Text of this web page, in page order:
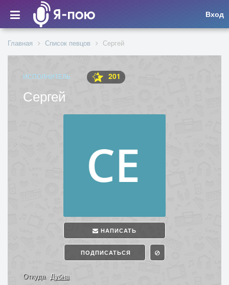
Вход
Главная Список певцов Сергей
ИСПОЛНИТЕЛЬ 201
Сергей
НАПИСАТЬ
ПОДПИСАТЬСЯ
Откуда Дубна